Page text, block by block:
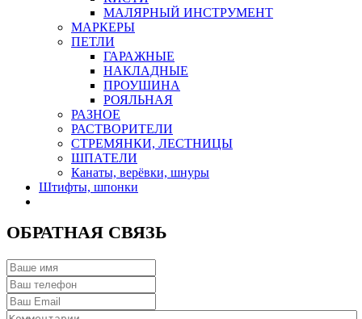
МАЛЯРНЫЙ ИНСТРУМЕНТ
МАРКЕРЫ
ПЕТЛИ
ГАРАЖНЫЕ
НАКЛАДНЫЕ
ПРОУШИНА
РОЯЛЬНАЯ
РАЗНОЕ
РАСТВОРИТЕЛИ
СТРЕМЯНКИ, ЛЕСТНИЦЫ
ШПАТЕЛИ
Канаты, верёвки, шнуры
Штифты, шпонки
ОБРАТНАЯ СВЯЗЬ